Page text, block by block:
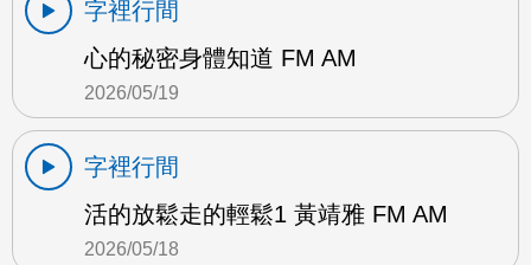
字裡行間
心的秘密身體知道 FM AM
2026/05/19
字裡行間
活的放鬆走的輕鬆1 黃靖雅 FM AM
2026/05/18